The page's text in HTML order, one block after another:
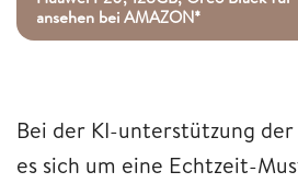
ansehen bei AMAZON*
Bei der KI-unterstützung
es sich um eine Echtzeit-